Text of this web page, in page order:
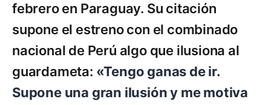
febrero en Paraguay. Su citación
supone el estreno con el combinado
nacional de Perú algo que ilusiona al
guardameta: «Tengo ganas de ir.
Supone una gran ilusión y me motiva